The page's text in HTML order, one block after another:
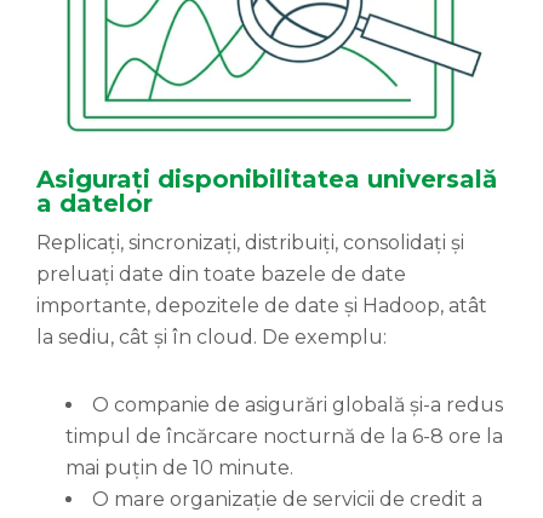
Asigurați disponibilitatea universală
a datelor
Replicați, sincronizați, distribuiți, consolidați și
preluați date din toate bazele de date
importante, depozitele de date și Hadoop, atât
la sediu, cât și în cloud. De exemplu:
O companie de asigurări globală și-a redus
timpul de încărcare nocturnă de la 6-8 ore la
mai puțin de 10 minute.
O mare organizație de servicii de credit a